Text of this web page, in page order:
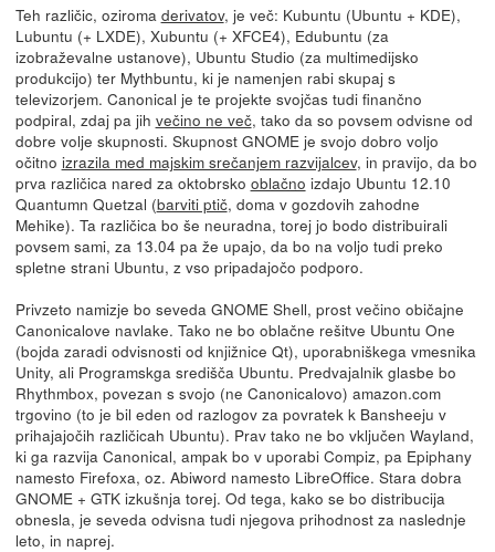
Teh različic, oziroma derivatov, je več: Kubuntu (Ubuntu + KDE),
Lubuntu (+ LXDE), Xubuntu (+ XFCE4), Edubuntu (za
izobraževalne ustanove), Ubuntu Studio (za multimedijsko
produkcijo) ter Mythbuntu, ki je namenjen rabi skupaj s
televizorjem. Canonical je te projekte svojčas tudi finančno
podpiral, zdaj pa jih večino ne več, tako da so povsem odvisne od
dobre volje skupnosti. Skupnost GNOME je svojo dobro voljo
očitno izrazila med majskim srečanjem razvijalcev, in pravijo, da bo
prva različica nared za oktobrsko oblačno izdajo Ubuntu 12.10
Quantumn Quetzal (barviti ptič, doma v gozdovih zahodne
Mehike). Ta različica bo še neuradna, torej jo bodo distribuirali
povsem sami, za 13.04 pa že upajo, da bo na voljo tudi preko
spletne strani Ubuntu, z vso pripadajočo podporo.
Privzeto namizje bo seveda GNOME Shell, prost večino običajne
Canonicalove navlake. Tako ne bo oblačne rešitve Ubuntu One
(bojda zaradi odvisnosti od knjižnice Qt), uporabniškega vmesnika
Unity, ali Programskga središča Ubuntu. Predvajalnik glasbe bo
Rhythmbox, povezan s svojo (ne Canonicalovo) amazon.com
trgovino (to je bil eden od razlogov za povratek k Bansheeju v
prihajajočih različicah Ubuntu). Prav tako ne bo vključen Wayland,
ki ga razvija Canonical, ampak bo v uporabi Compiz, pa Epiphany
namesto Firefoxa, oz. Abiword namesto LibreOffice. Stara dobra
GNOME + GTK izkušnja torej. Od tega, kako se bo distribucija
obnesla, je seveda odvisna tudi njegova prihodnost za naslednje
leto, in naprej.